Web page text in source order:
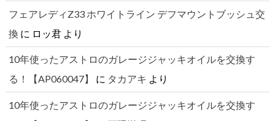
フェアレディZ33 ホワイトライン デフマウントブッシュ交
換 に ロッ君より
10年使ったアストロのガレージジャッキオイルを交換す
る！【AP060047】
に タカアキ より
10年使ったアストロのガレージジャッキオイルを交換す